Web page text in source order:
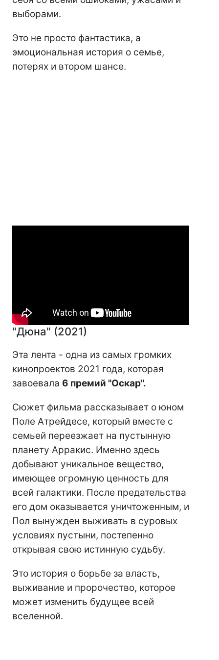
выборами.
Это не просто фантастика, а
эмоциональная история о семье,
потерях и втором шансе.
"Дюна" (2021)
Эта лента - одна из самых громких
кинопроектов 2021 года, которая
завоевала 6 премий "Оскар".
Сюжет фильма рассказывает о юном
Поле Атрейдесе, который вместе с
семьей переезжает на пустынную
планету Арракис. Именно здесь
добывают уникальное вещество,
имеющее огромную ценность для
всей галактики. После предательства
его дом оказывается уничтоженным, и
Пол вынужден выживать в суровых
условиях пустыни, постепенно
открывая свою истинную судьбу.
Это история о борьбе за власть,
выживание и пророчество, которое
может изменить будущее всей
вселенной.